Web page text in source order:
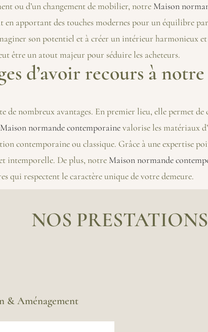
ou d’un changement de mobilier, notre Maison
apportant des touches modernes pour un équilibre
son potentiel et à créer un intérieur harmonieux
être un atout majeur pour séduire les acheteurs.
d’avoir recours à
de nombreux avantages. En premier lieu, elle permet
Maison normande contemporainevalorise les matériaux
contemporaine ou classique. Grâce à une expertise
intemporelle. De plus, notre Maison normande
qui respectent le caractère unique de votre demeure.
NOS PRESTATIONS
& Aménagement